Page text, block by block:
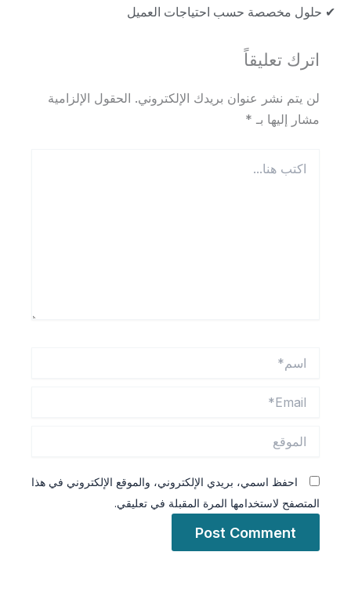
✔ حلول مخصصة حسب احتياجات العميل
اترك تعليقاً
لن يتم نشر عنوان بريدك الإلكتروني. الحقول الإلزامية
مشار إليها بـ *
هنا...
احفظ اسمي، بريدي الإلكتروني، والموقع الإلكتروني في هذا
المتصفح لاستخدامها المرة المقبلة في تعليقي.